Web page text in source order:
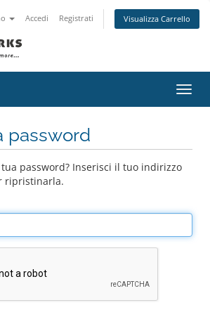
Accedi Registrati Visualizza Carrello
Attiva
password
password? Inserisci il tuo indirizzo
ripristinarla.